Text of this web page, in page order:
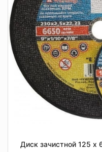
Диск зачистной 125